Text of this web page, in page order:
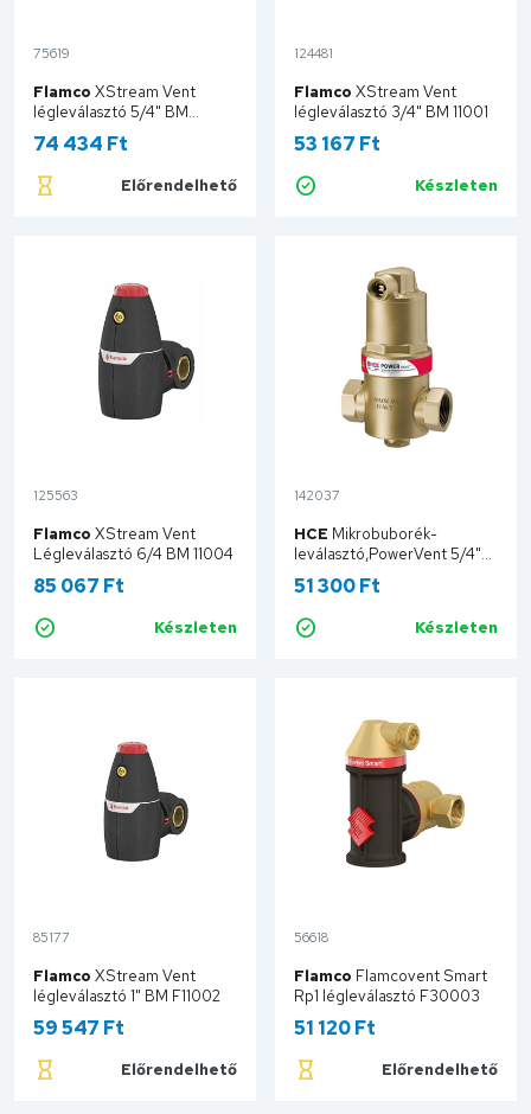
75619
Flamco XStream Vent
légleválasztó 5/4" BM
F11003
74 434 Ft
Előrendelhető
Kosárba
124481
Flamco XStream Vent
légleválasztó 3/4" BM 11001
53 167 Ft
Készleten
Kosárba
125563
Flamco XStream Vent
Légleválasztó 6/4 BM 11004
85 067 Ft
Készleten
Kosárba
142037
HCE Mikrobuborék-
leválasztó,PowerVent 5/4"-
os vízszintes ágba építhető
HCE-DA00100114
51 300 Ft
Készleten
Kosárba
85177
Flamco XStream Vent
légleválasztó 1" BM F11002
59 547 Ft
Előrendelhető
Kosárba
56618
Flamco Flamcovent Smart
Rp1 légleválasztó F30003
51 120 Ft
Előrendelhető
Kosárba